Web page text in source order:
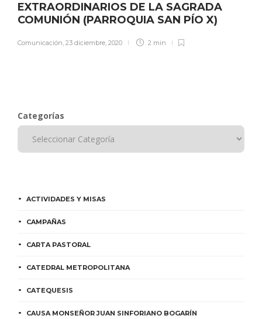
EXTRAORDINARIOS DE LA SAGRADA
COMUNIÓN (PARROQUIA SAN PÍO X)
Comunicación, 23 diciembre, 2020 2 min
Categorías
ACTIVIDADES Y MISAS
CAMPAÑAS
CARTA PASTORAL
CATEDRAL METROPOLITANA
CATEQUESIS
CAUSA MONSEÑOR JUAN SINFORIANO BOGARÍN